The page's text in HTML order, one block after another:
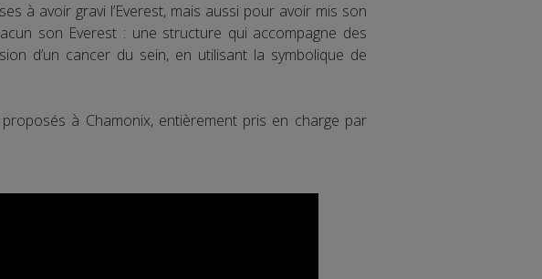
à avoir gravi l’Everest, mais aussi pour avoir mis son
son Everest : une structure qui accompagne des
d’un cancer du sein, en utilisant la symbolique de
à Chamonix, entièrement pris en charge par